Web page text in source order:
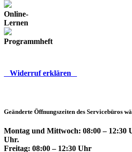
Online-
Lernen
Programmheft
Widerruf erklären
Geänderte Öffnungszeiten des Servicebüros
Montag und Mittwoch: 08:00 – 12:30
Uhr.
Freitag: 08:00 – 12:30 Uhr